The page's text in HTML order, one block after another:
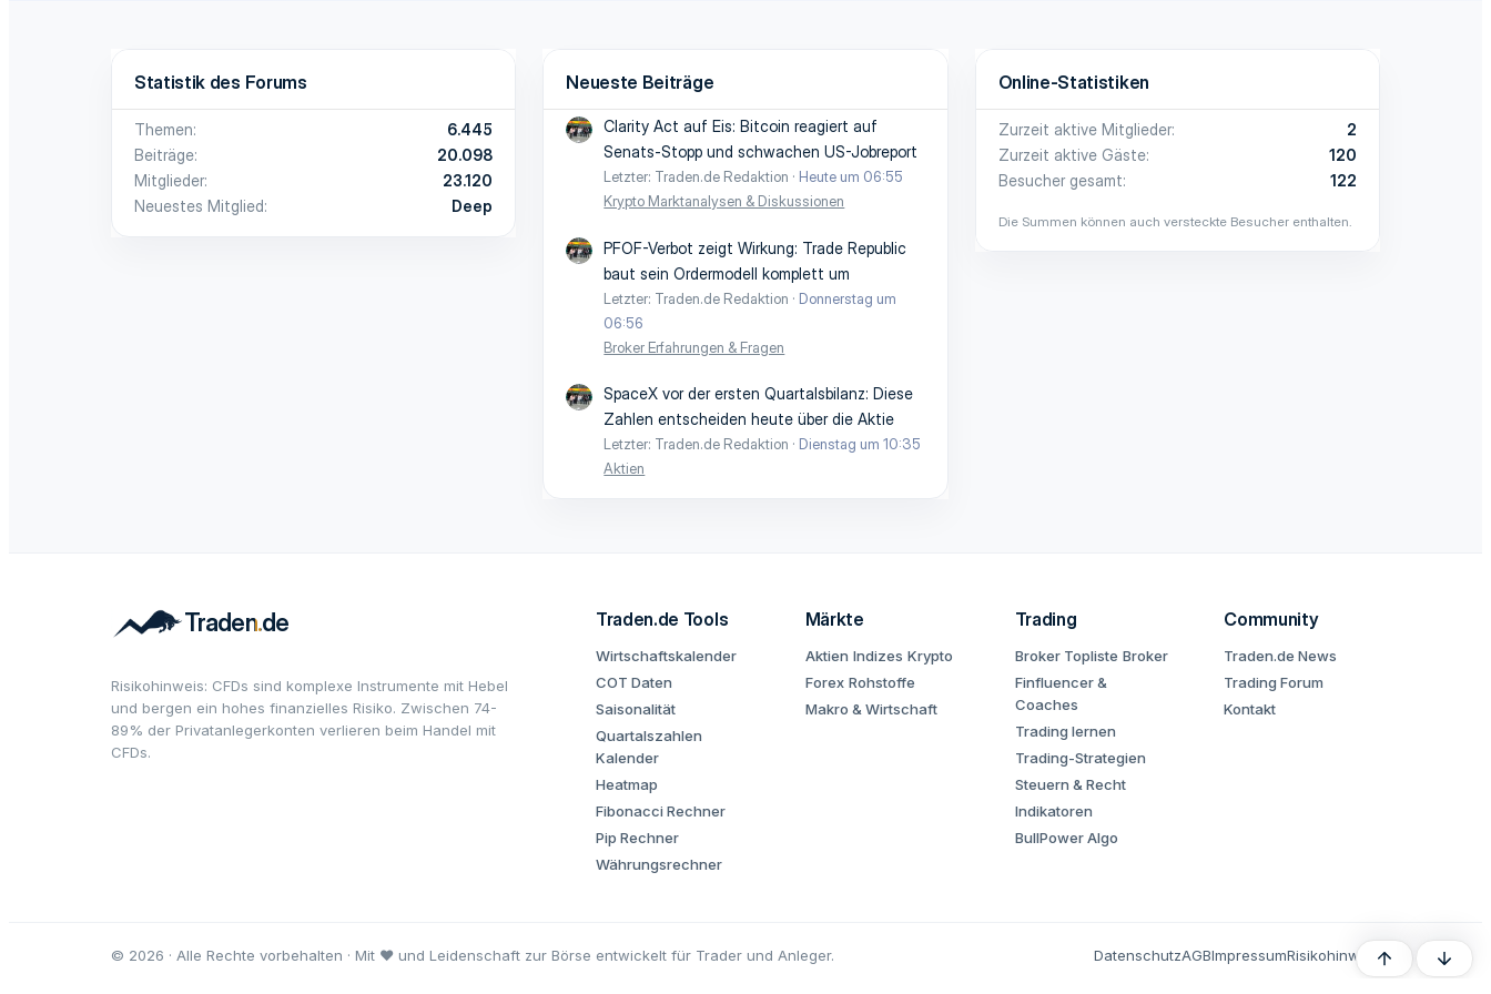
Statistik des Forums
Themen
6.445
Beiträge
20.098
Mitglieder
23.120
Neuestes Mitglied
Deep
Neueste Beiträge
Clarity Act auf Eis: Bitcoin reagiert auf
Senats-Stopp und schwachen US-Jobreport
Letzter: Traden.de Redaktion
Heute um 06:55
Krypto Marktanalysen & Diskussionen
PFOF-Verbot zeigt Wirkung: Trade Republic
baut sein Ordermodell komplett um
Letzter: Traden.de Redaktion
Donnerstag um
06:56
Broker Erfahrungen & Fragen
SpaceX vor der ersten Quartalsbilanz: Diese
Zahlen entscheiden heute über die Aktie
Letzter: Traden.de Redaktion
Dienstag um 10:35
Aktien
Online-Statistiken
Zurzeit aktive Mitglieder
2
Zurzeit aktive Gäste
120
Besucher gesamt
122
Die Summen können auch versteckte Besucher enthalten.
Risikohinweis: CFDs sind komplexe Instrumente mit Hebel
und bergen ein hohes finanzielles Risiko. Zwischen 74-
89% der Privatanlegerkonten verlieren beim Handel mit
CFDs.
Traden.de Tools
Wirtschaftskalender
COT Daten
Saisonalität
Quartalszahlen
Kalender
Heatmap
Fibonacci Rechner
Pip Rechner
Währungsrechner
Märkte
Aktien Indizes Krypto
Forex Rohstoffe
Makro & Wirtschaft
Trading
Broker Topliste Broker
Finfluencer &
Coaches
Trading lernen
Trading-Strategien
Steuern & Recht
Indikatoren
BullPower Algo
Community
Traden.de News
Trading Forum
Kontakt
© 2026 · Alle Rechte vorbehalten · Mit ♥ und Leidenschaft zur Börse entwickelt für Trader und Anleger. DatenschutzAGBImpressumRisikohinweisOben Unten